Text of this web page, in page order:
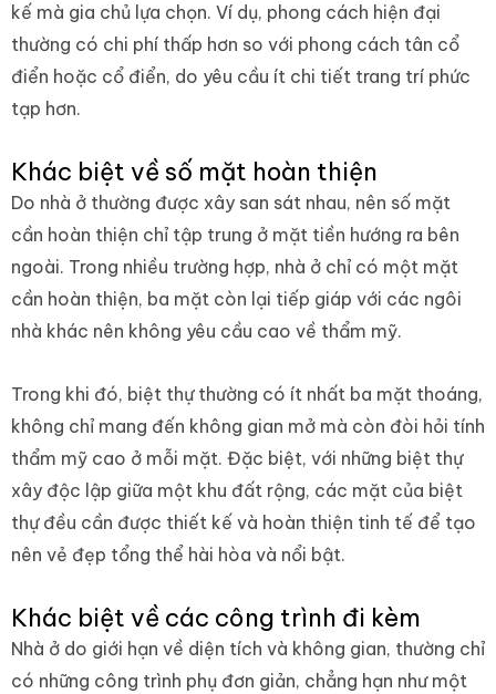
kế mà gia chủ lựa chọn. Ví dụ, phong cách hiện đại
thường có chi phí thấp hơn so với phong cách tân cổ
điển hoặc cổ điển, do yêu cầu ít chi tiết trang trí phức
tạp hơn.
Khác biệt về số mặt hoàn thiện
Do nhà ở thường được xây san sát nhau, nên số mặt
cần hoàn thiện chỉ tập trung ở mặt tiền hướng ra bên
ngoài. Trong nhiều trường hợp, nhà ở chỉ có một mặt
cần hoàn thiện, ba mặt còn lại tiếp giáp với các ngôi
nhà khác nên không yêu cầu cao về thẩm mỹ.
Trong khi đó, biệt thự thường có ít nhất ba mặt thoáng,
không chỉ mang đến không gian mở mà còn đòi hỏi tính
thẩm mỹ cao ở mỗi mặt. Đặc biệt, với những biệt thự
xây độc lập giữa một khu đất rộng, các mặt của biệt
thự đều cần được thiết kế và hoàn thiện tinh tế để tạo
nên vẻ đẹp tổng thể hài hòa và nổi bật.
Khác biệt về các công trình đi kèm
Nhà ở do giới hạn về diện tích và không gian, thường chỉ
có những công trình phụ đơn giản, chẳng hạn như một